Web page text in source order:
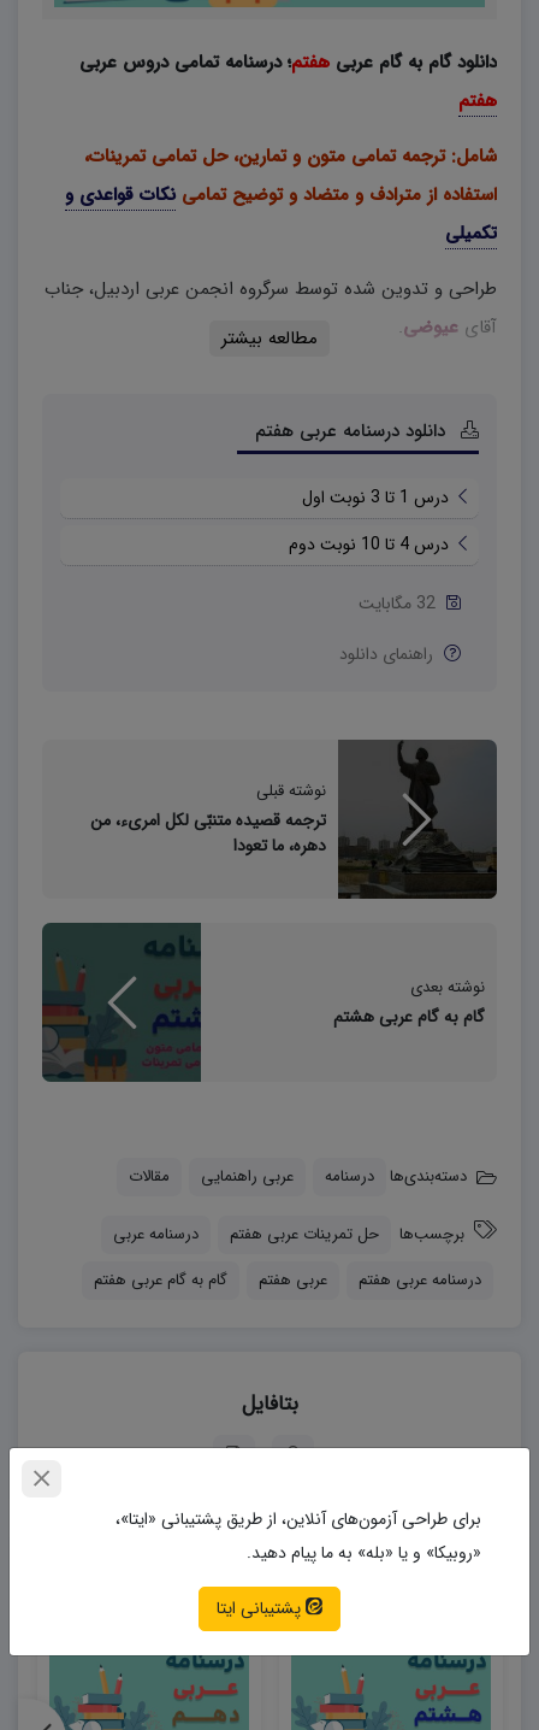
دانلود گام به گام عربی هفتم؛ درسنامه تمامی دروس عربی
هفتم
شامل: ترجمه تمامی متون و تمارین، حل تمامی تمرینات،
استفاده از مترادف و متضاد و توضیح تمامی نکات قواعدی و
تکمیلی
طراحی و تدوین شده توسط سرگروه انجمن عربی اردبیل، جناب
آقای عیوضی. مطالعه بیشتر
دانلود درسنامه عربی هفتم
درس 1 تا 3 نوبت اول
درس 4 تا 10 نوبت دوم
32 مگابایت
راهنمای دانلود
نوشته قبلی
ترجمه قصیده متنبّی لکل امرىء، من
دهره، ما تعودا
نوشته بعدی
گام به گام عربی هشتم
دسته‌بندی‌ها درسنامه عربی راهنمایی مقالات
برچسب‌ها حل تمرینات عربی هفتم
درسنامه عربی
درسنامه عربی هفتم
عربی هفتم گام به گام عربی هفتم
بتافایل
مطالب مشابه
برای طراحی آزمون‌های آنلاین، از طریق پشتیبانی «ایتا»،
«روبیکا» و یا «بله» به ما پیام دهید.
پشتیبانی ایتا